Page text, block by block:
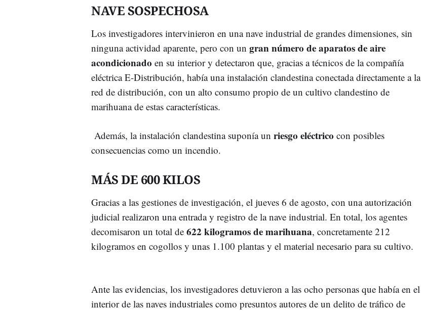
NAVE SOSPECHOSA
Los investigadores intervinieron en una nave industrial de grandes dimensiones, sin
ninguna actividad aparente, pero con un gran número de aparatos de aire
acondicionado en su interior y detectaron que, gracias a técnicos de la compañía
eléctrica E-Distribución, había una instalación clandestina conectada directamente a la
red de distribución, con un alto consumo propio de un cultivo clandestino de
marihuana de estas características.
Además, la instalación clandestina suponía un riesgo eléctrico con posibles
consecuencias como un incendio.
MÁS DE 600 KILOS
Gracias a las gestiones de investigación, el jueves 6 de agosto, con una autorización
judicial realizaron una entrada y registro de la nave industrial. En total, los agentes
decomisaron un total de 622 kilogramos de marihuana, concretamente 212
kilogramos en cogollos y unas 1.100 plantas y el material necesario para su cultivo.
Ante las evidencias, los investigadores detuvieron a las ocho personas que había en el
interior de las naves industriales como presuntos autores de un delito de tráfico de